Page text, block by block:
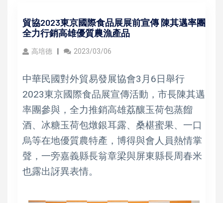
貿協2023東京國際食品展展前宣傳 陳其邁率團
全力行銷高雄優質農漁產品
高培德 2023/03/06
中華民國對外貿易發展協會3月6日舉行
2023東京國際食品展宣傳活動，市長陳其邁
率團參與，全力推銷高雄荔釀玉荷包蒸餾
酒、冰糖玉荷包燉銀耳露、桑椹蜜果、一口
烏等在地優質農特產，博得與會人員熱情掌
聲，一旁嘉義縣長翁章梁與屏東縣長周春米
也露出訝異表情。